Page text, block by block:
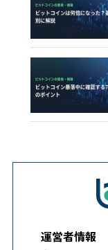
運営者情報